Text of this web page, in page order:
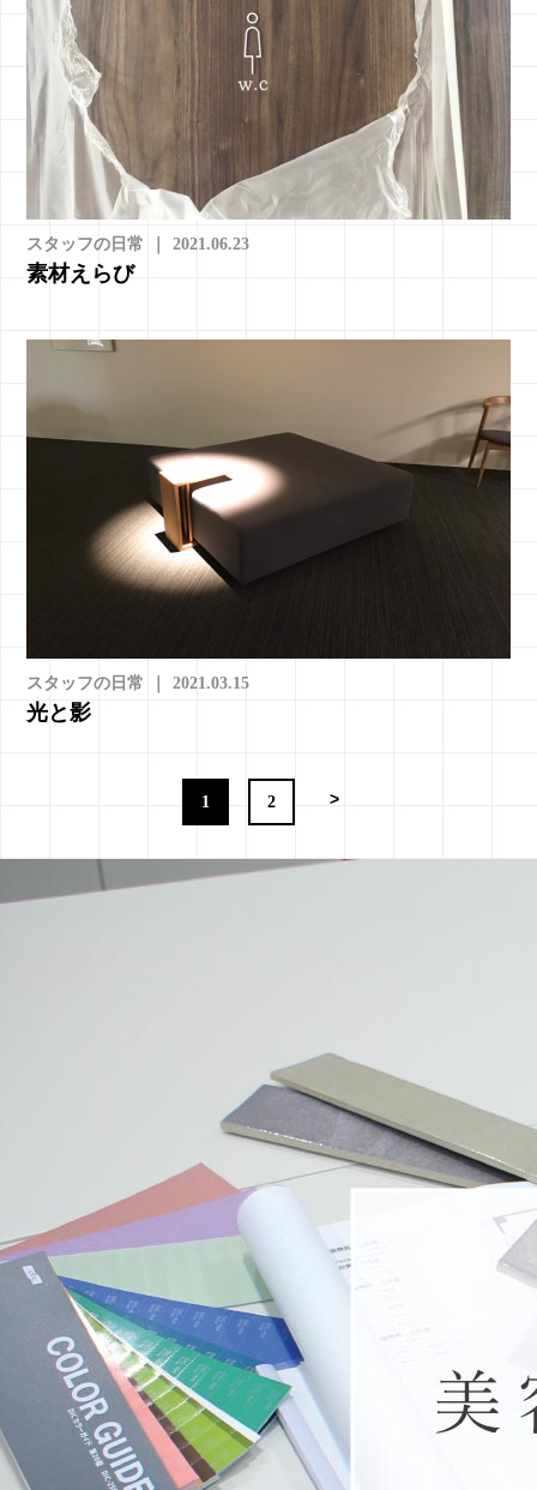
スタッフの日常 2021.06.23
素材えらび
スタッフの日常 2021.03.15
光と影
1 2 >